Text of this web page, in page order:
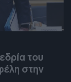
του
στην